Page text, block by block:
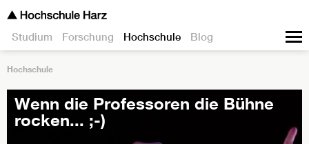
Studium Forschung Hochschule Blog
Hochschule
Wenn die Professoren die Bühne
rocken... ;-)